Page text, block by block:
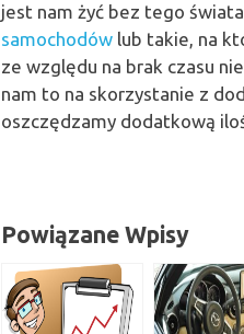
jest nam żyć bez tego
samochodów lub takie, na
ze względu na brak czasu
nam to na skorzystanie z
oszczędzamy dodatkową
Powiązane Wpisy